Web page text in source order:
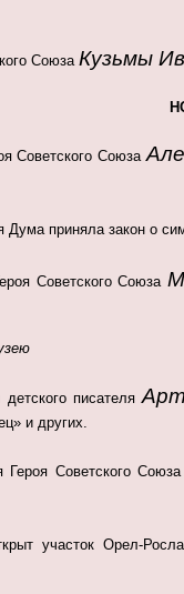
Союза Кузьмы
Советского Союза
Дума приняла закон о
Советского Союза
писателя
и других.
Советского
участок Орел-